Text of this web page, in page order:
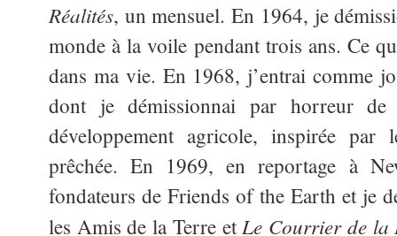
Réalités, un mensuel. En 1964, je
monde à la voile pendant trois ans. Ce
dans ma vie. En 1968, j’entrai comme
dont je démissionnai par horreur
développement agricole, inspirée
prêchée. En 1969, en reportage à
fondateurs de Friends of the Earth et je
les Amis de la Terre etLe Courrier de